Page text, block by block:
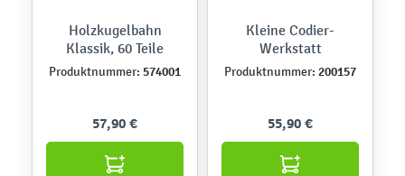
Holzkugelbahn
Klassik, 60 Teile
Produktnummer: 574001
57,90 €
Kleine Codier-
Werkstatt
Produktnummer: 200157
55,90 €